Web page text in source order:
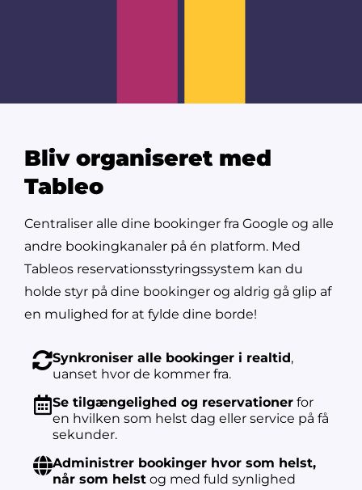
Bliv organiseret med
Tableo
Centraliser alle dine bookinger fra Google og alle
andre bookingkanaler på én platform. Med
Tableos reservationsstyringssystem kan du
holde styr på dine bookinger og aldrig gå glip af
en mulighed for at fylde dine borde!
Synkroniser alle bookinger i realtid,
uanset hvor de kommer fra.
Se tilgængelighed og reservationer for
en hvilken som helst dag eller service på få
sekunder.
Administrer bookinger hvor som helst,
når som helst og med fuld synlighed